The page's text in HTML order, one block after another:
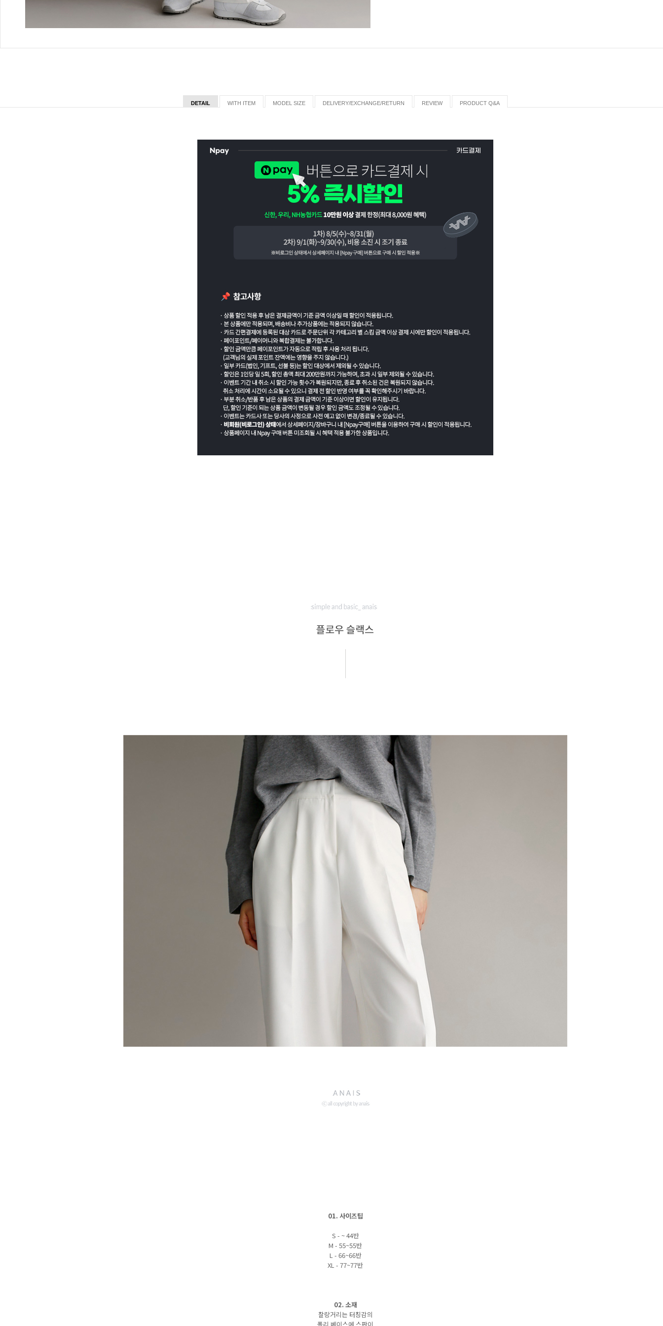
DETAIL WITH ITEM MODEL SIZE DELIVERY/EXCHANGE/RETURN REVIEW PRODUCT Q&A
01. 사이즈팁
S - ~ 44반
M - 55~55반
L - 66~66반
XL - 77~77반
02. 소재
찰랑거리는 터칭감의